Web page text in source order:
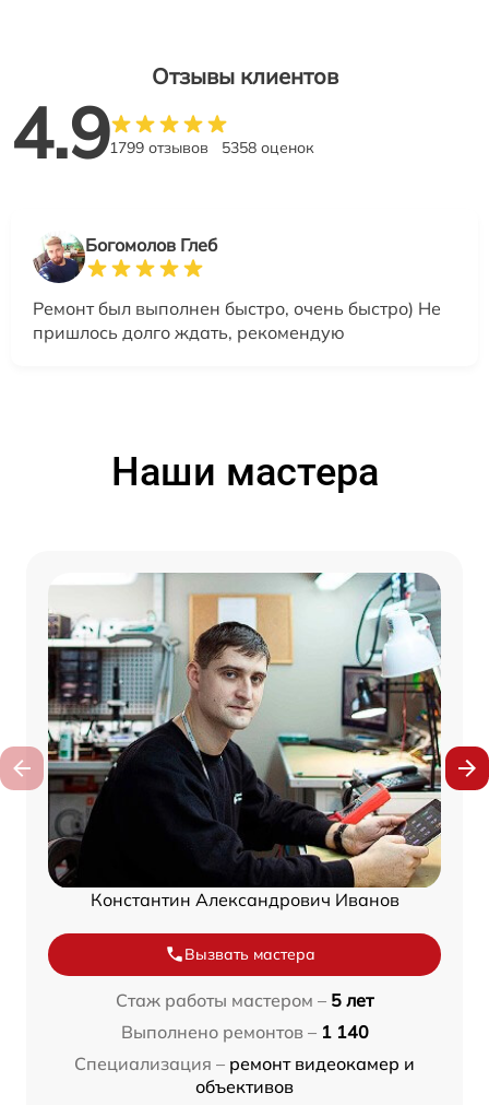
Отзывы клиентов
4.91799 отзывов 5358 оценок
Богомолов Глеб
Ремонт был выполнен быстро, очень быстро) Не
пришлось долго ждать, рекомендую
Наши мастера
Константин Александрович Иванов
Вызвать мастера
Стаж работы мастером – 5 лет
Выполнено ремонтов – 1 140
Специализация – ремонт видеокамер и
объективов